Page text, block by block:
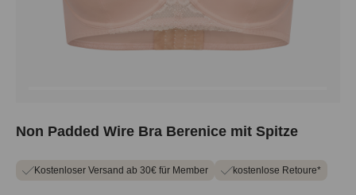
Non Padded Wire Bra Berenice mit Spitze
Kostenloser Versand ab 30€ für Member kostenlose Retoure*